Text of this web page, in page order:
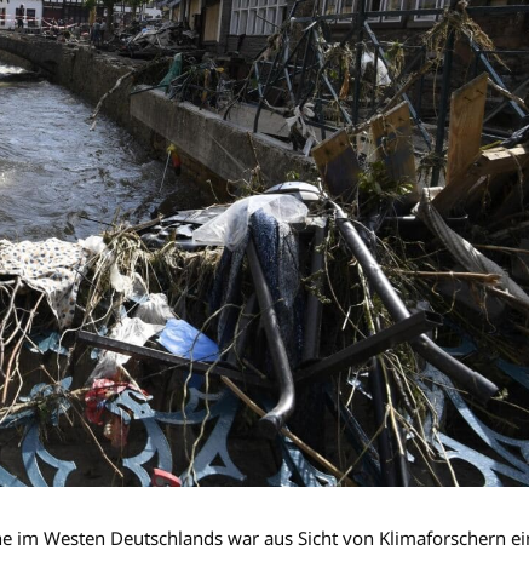
im Westen Deutschlands war aus Sicht von Klimaforschern